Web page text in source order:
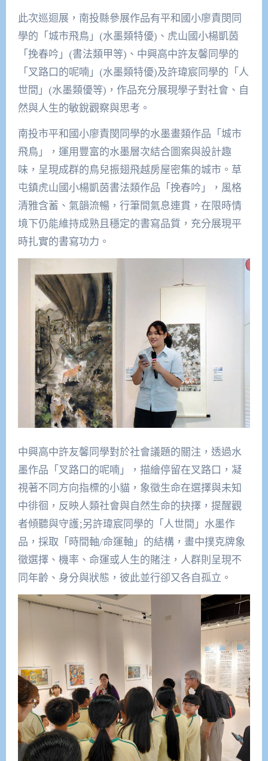
此次巡迴展，南投縣參展作品有平和國小廖責閔同
學的「城市飛鳥」(水墨類特優)、虎山國小楊凱茵
「挽春吟」(書法類甲等)、中興高中許友馨同學的
「叉路口的呢喃」(水墨類特優)及許瑋宸同學的「人
世間」(水墨類優等)，作品充分展現學子對社會、自
然與人生的敏銳觀察與思考。
南投市平和國小廖責閔同學的水墨畫類作品「城市
飛鳥」，運用豐富的水墨層次結合圖案與設計趣
味，呈現成群的鳥兒振翅飛越房屋密集的城市。草
屯鎮虎山國小楊凱茵書法類作品「挽春吟」，風格
清雅含蓄、氣韻流暢，行筆間氣息連貫，在限時情
境下仍能維持成熟且穩定的書寫品質，充分展現平
時扎實的書寫功力。
中興高中許友馨同學對於社會議題的關注，透過水
墨作品「叉路口的呢喃」，描繪停留在叉路口，凝
視著不同方向指標的小貓，象徵生命在選擇與未知
中徘徊，反映人類社會與自然生命的抉擇，提醒觀
者傾聽與守護;另許瑋宸同學的「人世間」水墨作
品，採取「時間軸/命運軸」的結構，畫中撲克牌象
徵選擇、機率、命運或人生的賭注，人群則呈現不
同年齡、身分與狀態，彼此並行卻又各自孤立。